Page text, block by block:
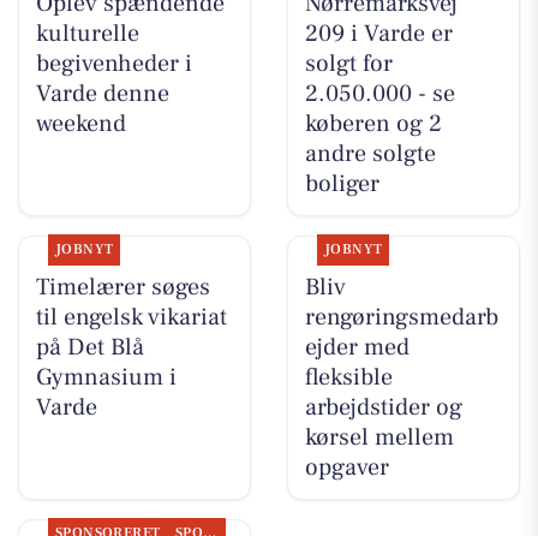
kulturelle
begivenheder i
Varde denne
weekend
209 i Varde er
solgt for
2.050.000 - se
køberen og 2
andre solgte
boliger
JOBNYT
Timelærer søges
til engelsk vikariat
på Det Blå
Gymnasium i
Varde
JOBNYT
Bliv
rengøringsmedarb
ejder med
fleksible
arbejdstider og
kørsel mellem
opgaver